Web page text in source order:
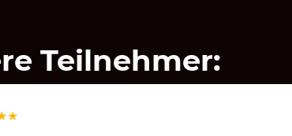
Teilnehmer:
★